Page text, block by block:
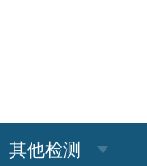
其他检测